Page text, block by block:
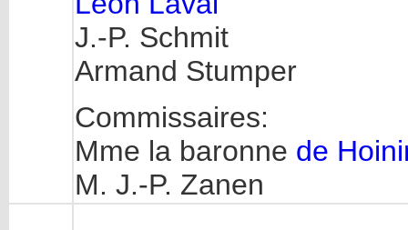
J.-P. Schmit
Armand Stumper
Commissaires:
Mme la baronne de
M. J.-P. Zanen